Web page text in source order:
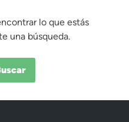
lo que estás
una búsqueda.